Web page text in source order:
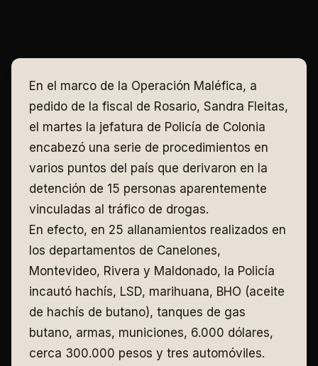
En el marco de la Operación Maléfica, a
pedido de la fiscal de Rosario, Sandra Fleitas,
el martes la jefatura de Policía de Colonia
encabezó una serie de procedimientos en
varios puntos del país que derivaron en la
detención de 15 personas aparentemente
vinculadas al tráfico de drogas.
En efecto, en 25 allanamientos realizados en
los departamentos de Canelones,
Montevideo, Rivera y Maldonado, la Policía
incautó hachís, LSD, marihuana, BHO (aceite
de hachís de butano), tanques de gas
butano, armas, municiones, 6.000 dólares,
cerca 300.000 pesos y tres automóviles.